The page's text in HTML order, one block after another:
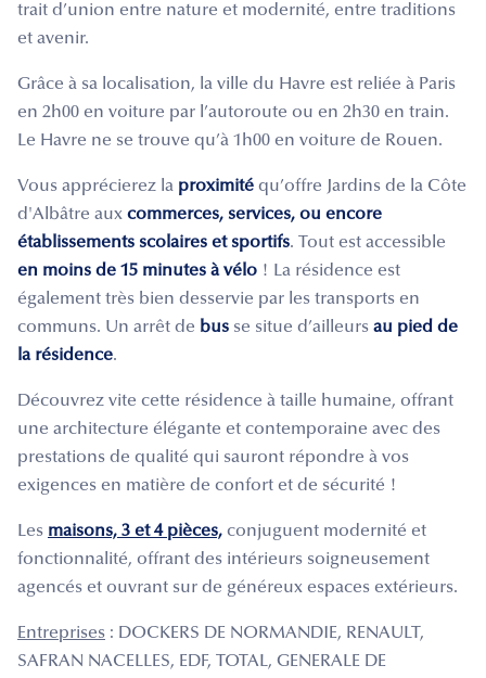
trait d’union entre nature et modernité, entre traditions
et avenir.
Grâce à sa localisation, la ville du Havre est reliée à Paris
en 2h00 en voiture par l’autoroute ou en 2h30 en train.
Le Havre ne se trouve qu’à 1h00 en voiture de Rouen.
Vous apprécierez la proximité qu’offre Jardins de la Côte
d'Albâtre aux commerces, services, ou encore
établissements scolaires et sportifs. Tout est accessible
en moins de 15 minutes à vélo ! La résidence est
également très bien desservie par les transports en
communs. Un arrêt de bus se situe d’ailleurs au pied de
la résidence.
Découvrez vite cette résidence à taille humaine, offrant
une architecture élégante et contemporaine avec des
prestations de qualité qui sauront répondre à vos
exigences en matière de confort et de sécurité !
Les maisons, 3 et 4 pièces, conjuguent modernité et
fonctionnalité, offrant des intérieurs soigneusement
agencés et ouvrant sur de généreux espaces extérieurs.
Entreprises : DOCKERS DE NORMANDIE, RENAULT,
SAFRAN NACELLES, EDF, TOTAL, GENERALE DE